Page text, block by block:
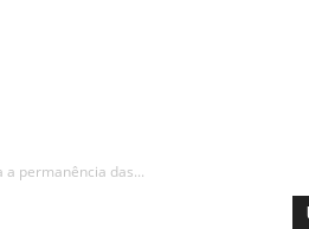
permanência das...